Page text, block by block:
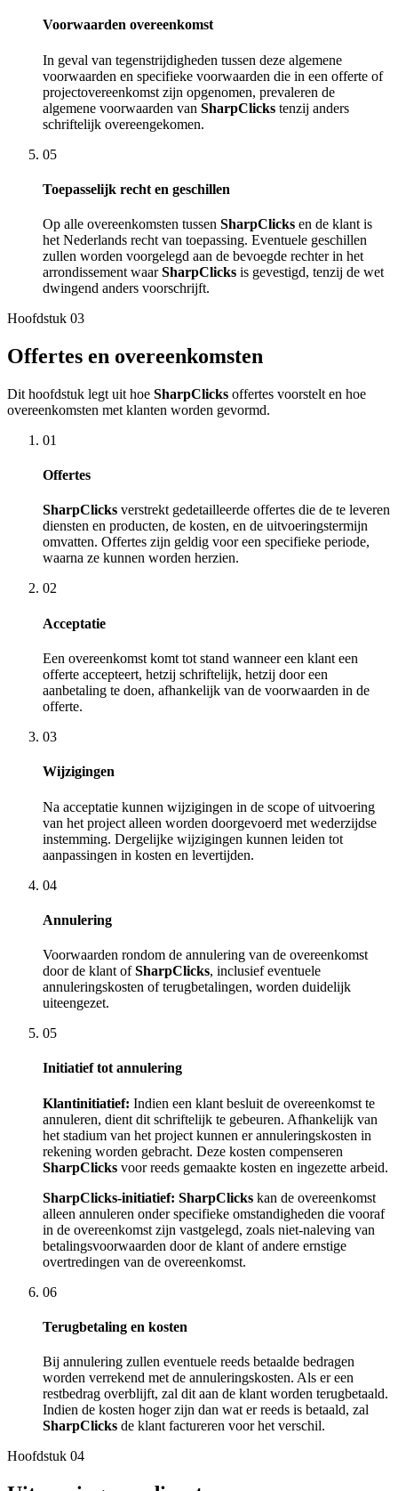
Voorwaarden overeenkomst
In geval van tegenstrijdigheden tussen deze algemene
voorwaarden en specifieke voorwaarden die in een offerte of
projectovereenkomst zijn opgenomen, prevaleren de
algemene voorwaarden van SharpClicks tenzij anders
schriftelijk overeengekomen.
05
Toepasselijk recht en geschillen
Op alle overeenkomsten tussen SharpClicks en de klant is
het Nederlands recht van toepassing. Eventuele geschillen
zullen worden voorgelegd aan de bevoegde rechter in het
arrondissement waarSharpClicks is gevestigd, tenzij de wet
dwingend anders voorschrijft.
Hoofdstuk 03
Offertes en overeenkomsten
Dit hoofdstuk legt uit hoe SharpClicks offertes voorstelt en hoe
overeenkomsten met klanten worden gevormd.
01
Offertes
SharpClicks verstrekt gedetailleerde offertes die de te leveren
diensten en producten, de kosten, en de uitvoeringstermijn
omvatten. Offertes zijn geldig voor een specifieke periode,
waarna ze kunnen worden herzien.
02
Acceptatie
Een overeenkomst komt tot stand wanneer een klant een
offerte accepteert, hetzij schriftelijk, hetzij door een
aanbetaling te doen, afhankelijk van de voorwaarden in de
offerte.
03
Wijzigingen
Na acceptatie kunnen wijzigingen in de scope of uitvoering
van het project alleen worden doorgevoerd met wederzijdse
instemming. Dergelijke wijzigingen kunnen leiden tot
aanpassingen in kosten en levertijden.
04
Annulering
Voorwaarden rondom de annulering van de overeenkomst
door de klant ofSharpClicks, inclusief eventuele
annuleringskosten of terugbetalingen, worden duidelijk
uiteengezet.
05
Initiatief tot annulering
Klantinitiatief: Indien een klant besluit de overeenkomst te
annuleren, dient dit schriftelijk te gebeuren. Afhankelijk van
het stadium van het project kunnen er annuleringskosten in
rekening worden gebracht. Deze kosten compenseren
SharpClicks voor reeds gemaakte kosten en ingezette arbeid.
SharpClicks-initiatief: SharpClicks kan de overeenkomst
alleen annuleren onder specifieke omstandigheden die vooraf
in de overeenkomst zijn vastgelegd, zoals niet-naleving van
betalingsvoorwaarden door de klant of andere ernstige
overtredingen van de overeenkomst.
06
Terugbetaling en kosten
Bij annulering zullen eventuele reeds betaalde bedragen
worden verrekend met de annuleringskosten. Als er een
restbedrag overblijft, zal dit aan de klant worden terugbetaald.
Indien de kosten hoger zijn dan wat er reeds is betaald, zal
SharpClicks de klant factureren voor het verschil.
Hoofdstuk 04